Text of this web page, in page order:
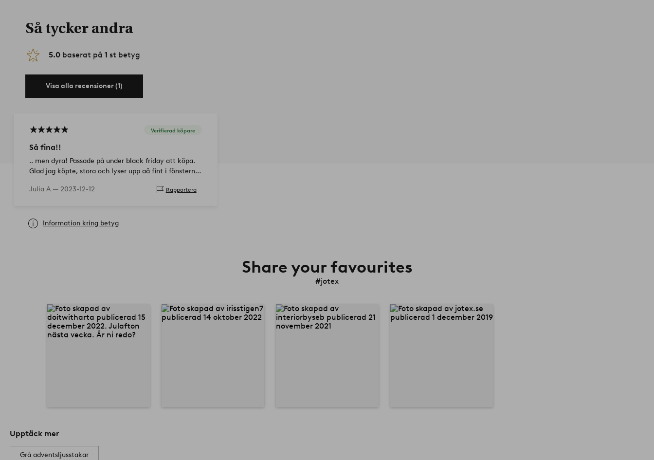
Så tycker andra
5.0 baserat på 1 st betyg
Visa alla recensioner (1)
Verifierad köpare
Så fina!!
.. men dyra! Passade på under black friday att köpa.
Glad jag köpte, stora och lyser upp aå fint i fönsterna.
Julia A — 2023-12-12 Rapportera
Information kring betyg
Share your favourites
#jotex
Upptäck mer
Grå adventsljusstakar